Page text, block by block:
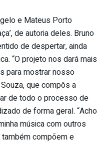
e Mateus Porto
de autoria deles. Bruno
de despertar, ainda
“O projeto nos dará mais
para mostrar nosso
que compôs a
de todo o processo de
de forma geral. “Acho
música com outros
compõem e